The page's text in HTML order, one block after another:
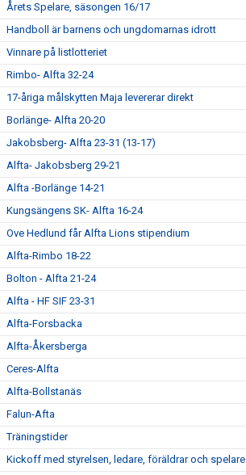
Årets Spelare, säsongen 16/17
Handboll är barnens och ungdomarnas idrott
Vinnare på listlotteriet
Rimbo- Alfta 32-24
17-åriga målskytten Maja levererar direkt
Borlänge- Alfta 20-20
Jakobsberg- Alfta 23-31 (13-17)
Alfta- Jakobsberg 29-21
Alfta -Borlänge 14-21
Kungsängens SK- Alfta 16-24
Ove Hedlund får Alfta Lions stipendium
Alfta-Rimbo 18-22
Bolton - Alfta 21-24
Alfta - HF SIF 23-31
Alfta-Forsbacka
Alfta-Åkersberga
Ceres-Alfta
Alfta-Bollstanäs
Falun-Afta
Träningstider
Kickoff med styrelsen, ledare, föräldrar och spelare